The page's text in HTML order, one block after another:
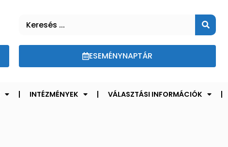
ESEMÉNYNAPTÁR
INTÉZMÉNYEK
VÁLASZTÁSI INFORMÁCIÓK